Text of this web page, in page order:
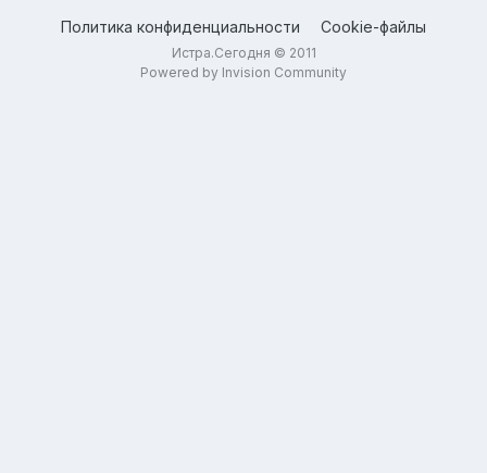
Политика конфиденциальности Cookie-файлы
Истра.Сегодня © 2011
Powered by Invision Community